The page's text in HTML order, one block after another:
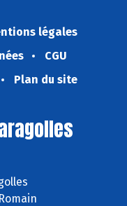
légales
CGU
Plan du site